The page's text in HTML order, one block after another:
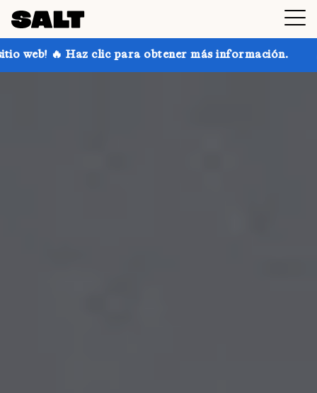
obtener más información. ¡Consigue hasta un